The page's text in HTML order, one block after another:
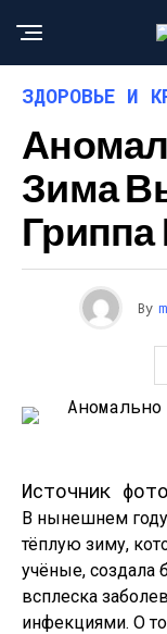
ЗДОРОВЬЕ И
Зима
By
Источник
В нынешнем
тёплую зиму,
учёные, создала
всплеска
инфекциями. О